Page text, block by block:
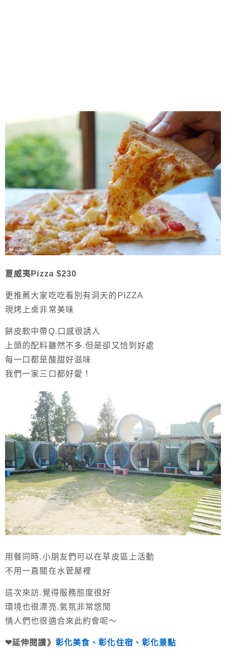
夏威夷Pizza $230
更推薦大家吃吃看別有洞天的PIZZA
現烤上桌非常美味
餅皮軟中帶Q.口感很誘人
上頭的配料雖然不多.但是卻又恰到好處
每一口都是酸甜好滋味
我們一家三口都好愛！
用餐同時.小朋友們可以在草皮區上活動
不用一直關在水管屋裡
這次來訪.覺得服務態度很好
環境也很漂亮.氣氛非常悠閒
情人們也很適合來此約會呢～
❤延伸閱讀》 彰化美食、彰化住宿、彰化景點